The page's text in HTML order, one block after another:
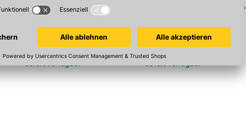
Korrosionsschutzkategorie C4, 500
Stück/Paket
In 3 Varianten
Korrosionsschutzkategorie C4,